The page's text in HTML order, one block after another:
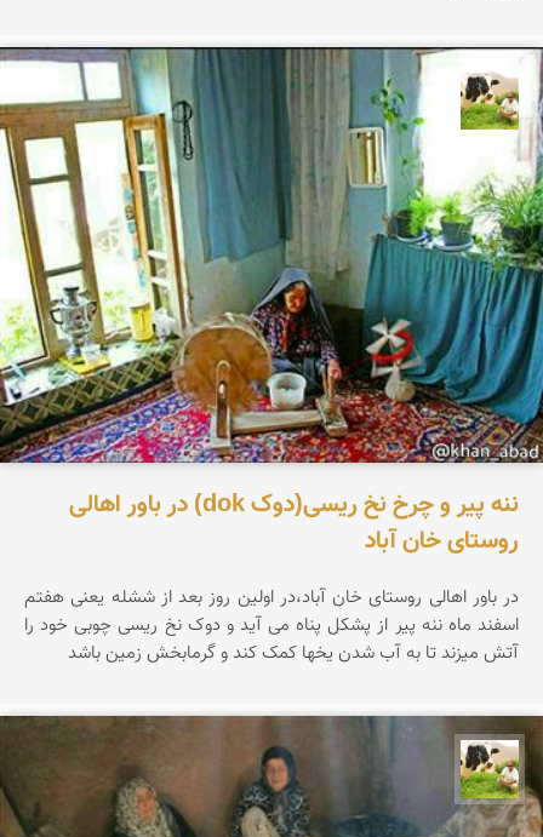
تقی قاسمی
ننه پیر و چرخ نخ ریسی(دوک dok) در باور اهالی
روستای خان آباد
در باور اهالی روستای خان آباد،در اولین روز بعد از ششله یعنی هفتم
اسفند ماه ننه پیر از پشکل پناه می آید و دوک نخ ریسی چوبی خود را
آتش میزند تا به آب شدن یخها کمک کند و گرمابخش زمین باشد